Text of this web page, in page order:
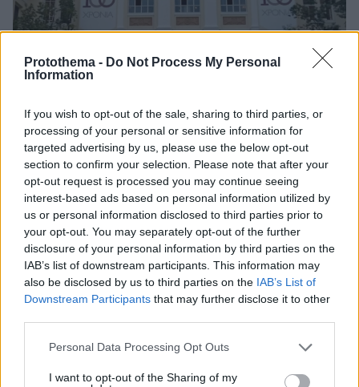
Protothema - Do Not Process My Personal
Information
If you wish to opt-out of the sale, sharing to third parties, or
processing of your personal or sensitive information for
targeted advertising by us, please use the below opt-out
section to confirm your selection. Please note that after your
opt-out request is processed you may continue seeing
interest-based ads based on personal information utilized by
us or personal information disclosed to third parties prior to
your opt-out. You may separately opt-out of the further
disclosure of your personal information by third parties on the
IAB’s list of downstream participants. This information may
also be disclosed by us to third parties on the IAB’s List of
Downstream Participants that may further disclose it to other
Please note that this website/app uses one or more Google
not limited to your visit or usage behaviour. You may click to
Personal Data Processing Opt Outs
I want to opt-out of the Sharing of my
Διεθνής διάκριση για τα μεταπτυχιακά προγράμματα του
Οικονομικού Πανεπιστημίου Αθηνών
Μεταξύ 5.820 μεταπτυχιακών, 6 προγράμματα του
ΟΠΑ βρίσκονται στην πρώτη δεκάδα
17.04.2024, 18:14